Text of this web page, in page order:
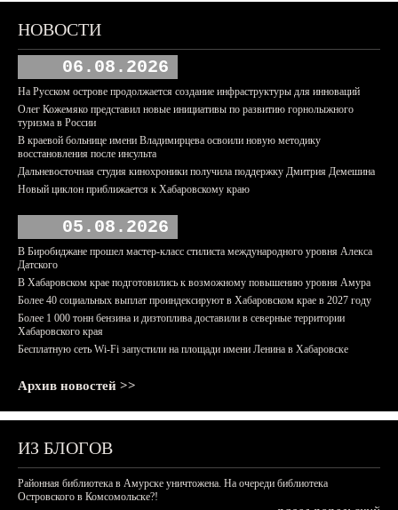
НОВОСТИ
06.08.2026
На Русском острове продолжается создание инфраструктуры для инноваций
Олег Кожемяко представил новые инициативы по развитию горнолыжного
туризма в России
В краевой больнице имени Владимирцева освоили новую методику
восстановления после инсульта
Дальневосточная студия кинохроники получила поддержку Дмитрия Демешина
Новый циклон приближается к Хабаровскому краю
05.08.2026
В Биробиджане прошел мастер-класс стилиста международного уровня Алекса
Датского
В Хабаровском крае подготовились к возможному повышению уровня Амура
Более 40 социальных выплат проиндексируют в Хабаровском крае в 2027 году
Более 1 000 тонн бензина и дизтоплива доставили в северные территории
Хабаровского края
Бесплатную сеть Wi-Fi запустили на площади имени Ленина в Хабаровске
Архив новостей >>
ИЗ БЛОГОВ
Районная библиотека в Амурске уничтожена. На очереди библиотека
Островского в Комсомольске?!